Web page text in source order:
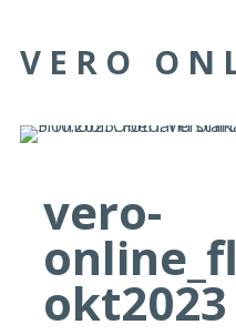
VERO
vero-
okt2023